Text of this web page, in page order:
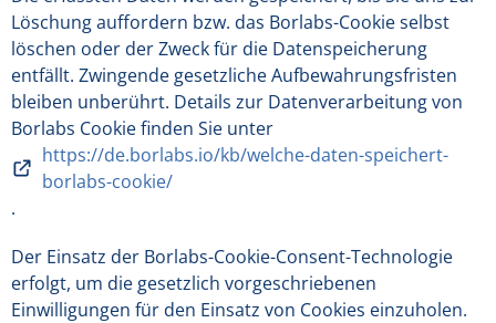
Löschung auffordern bzw. das Borlabs-Cookie selbst
löschen oder der Zweck für die Datenspeicherung
entfällt. Zwingende gesetzliche Aufbewahrungsfristen
bleiben unberührt. Details zur Datenverarbeitung von
Borlabs Cookie finden Sie unter
https://de.borlabs.io/kb/welche-daten-speichert-
borlabs-cookie/
.
Der Einsatz der Borlabs-Cookie-Consent-Technologie
erfolgt, um die gesetzlich vorgeschriebenen
Einwilligungen für den Einsatz von Cookies einzuholen.